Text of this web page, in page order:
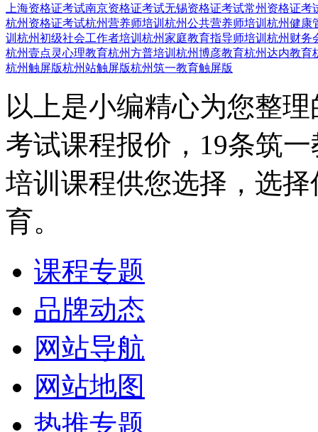
上海资格证考试南京资格证考试无锡资格证考试常州资格证考
杭州资格证考试杭州营养师培训 杭州公共营养师培训 杭州健康
训 杭州初级社会工作者培训 杭州家庭教育指导师培训 杭州财务
杭州壹点灵心理教育杭州方普培训 杭州博彦教育杭州达内教育
杭州触屏版杭州站触屏版杭州筑一教育触屏版
以上是小编精心为您整
考试课程报价，19条筑
培训课程供您选择，选
育。
课程专题
品牌动态
网站导航
网站地图
热推专题